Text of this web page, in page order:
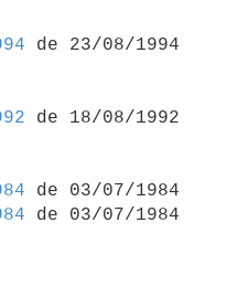
de 23/08/1994
de 18/08/1992
de 03/07/1984